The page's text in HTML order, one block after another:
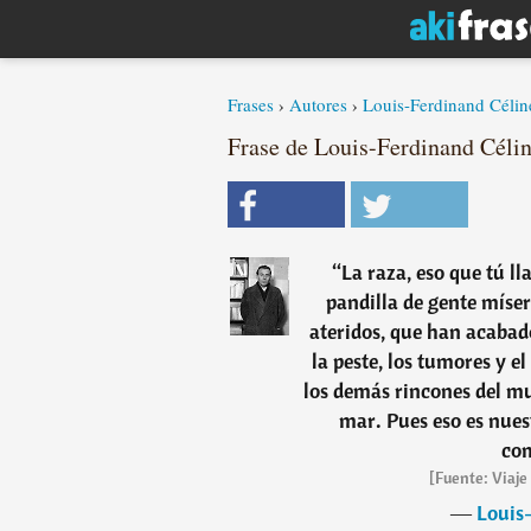
Frases › Autores › Louis-Ferdinand
Frase de Louis-Ferdinand
“La raza, eso que tú
pandilla de gente
ateridos, que han
la peste, los tumores y
los demás rincones del
mar. Pues eso es
[Fuente:
―